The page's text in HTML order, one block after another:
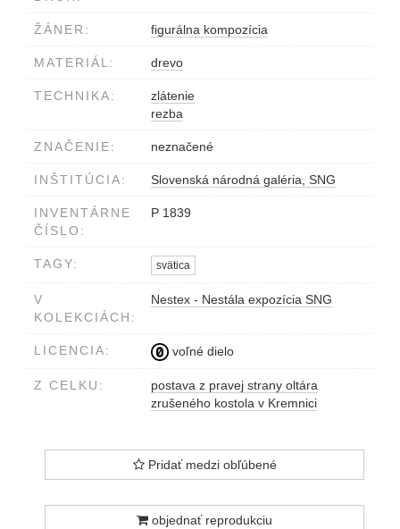
ŽÁNER: figurálna kompozícia
MATERIÁL: drevo
TECHNIKA:
zlátenie
rezba
ZNAČENIE: neznačené
INŠTITÚCIA: Slovenská národná galéria, SNG
INVENTÁRNE
ČÍSLO:
P 1839
TAGY: svätica
V
KOLEKCIÁCH:
Nestex - Nestála expozícia SNG
LICENCIA: voľné dielo
Z CELKU:
postava z pravej strany oltára
zrušeného kostola v Kremnici
Pridať medzi obľúbené
objednať reprodukciu